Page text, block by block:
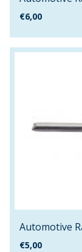
€6,00
Automotive
€5,00